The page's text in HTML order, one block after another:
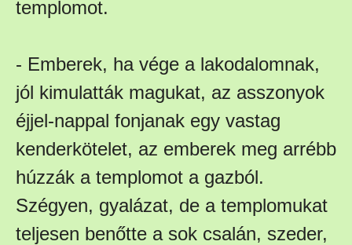
templomot.
- Emberek, ha vége a lakodalomnak,
jól kimulatták magukat, az asszonyok
éjjel-nappal fonjanak egy vastag
kenderkötelet, az emberek meg arrébb
húzzák a templomot a gazból.
Szégyen, gyalázat, de a templomukat
teljesen benőtte a sok csalán, szeder,